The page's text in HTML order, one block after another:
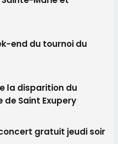
gratuit jeudi soir
en concert ce soir
à la Cathédrale